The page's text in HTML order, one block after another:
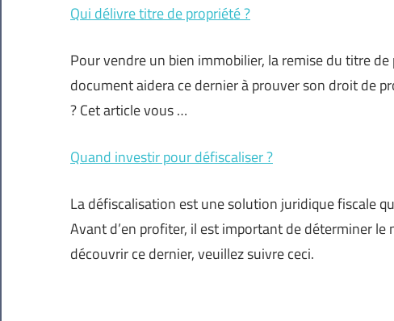
Qui délivre titre de propriété ?
Pour vendre un bien immobilier, la remise du titre
document aidera ce dernier à prouver son droit de
? Cet article vous …
Quand investir pour défiscaliser ?
La défiscalisation est une solution juridique fiscale
Avant d’en profiter, il est important de déterminer
découvrir ce dernier, veuillez suivre ceci.